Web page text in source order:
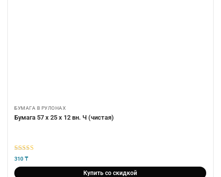
БУМАГА В РУЛОНАХ
Бумага 57 х 25 х 12 вн. Ч (чистая)
5из 5
310 ₸
Купить со скидкой